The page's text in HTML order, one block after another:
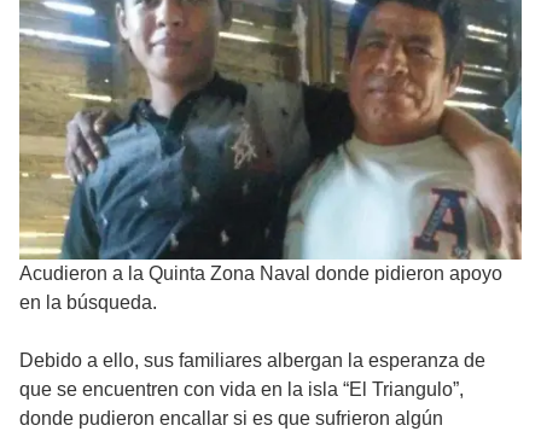
Acudieron a la Quinta Zona Naval donde pidieron apoyo
en la búsqueda.
Debido a ello, sus familiares albergan la esperanza de
que se encuentren con vida en la isla “El Triangulo”,
donde pudieron encallar si es que sufrieron algún